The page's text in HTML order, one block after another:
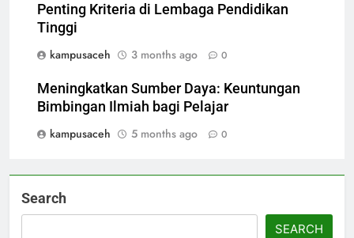
Penting Kriteria di Lembaga Pendidikan
Tinggi
kampusaceh
3 months ago 0
Meningkatkan Sumber Daya: Keuntungan
Bimbingan Ilmiah bagi Pelajar
kampusaceh
5 months ago 0
Search
SEARCH